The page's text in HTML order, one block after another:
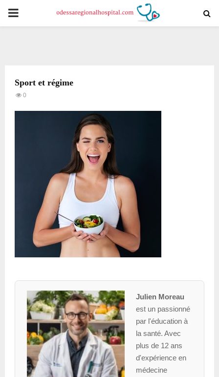
PRIMARY
Sport et régime
0
Julien Moreau
est un passionné
par l'éducation à
la santé. Avec
plus de 12 ans
d'expérience en
médecine